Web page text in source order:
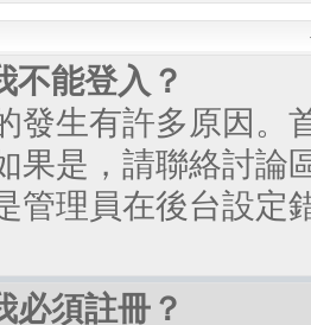
不能登入？
發生有許多原因。
果是，請聯絡討論
管理員在後台設定
必須註冊？